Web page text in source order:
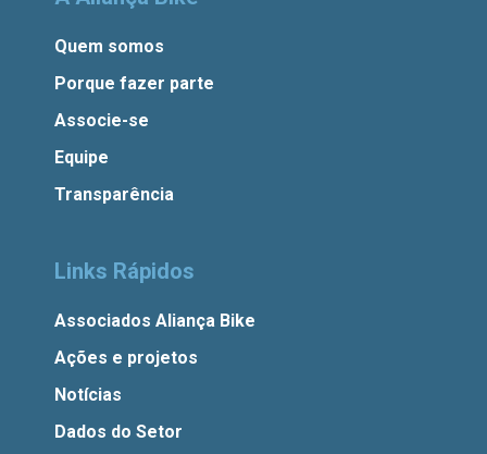
Quem somos
Porque fazer parte
Associe-se
Equipe
Transparência
Links Rápidos
Associados Aliança Bike
Ações e projetos
Notícias
Dados do Setor